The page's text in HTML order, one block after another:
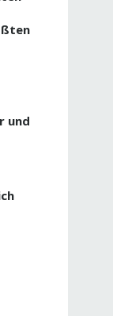
und